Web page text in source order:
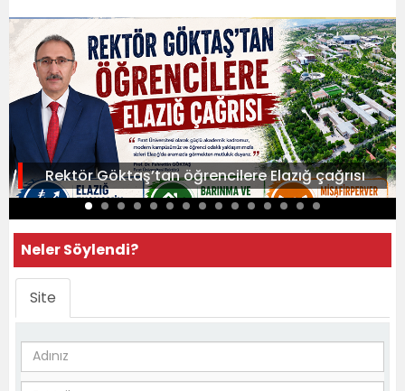
Rektör Göktaş’tan öğrencilere Elazığ çağrısı
Neler Söylendi?
Site